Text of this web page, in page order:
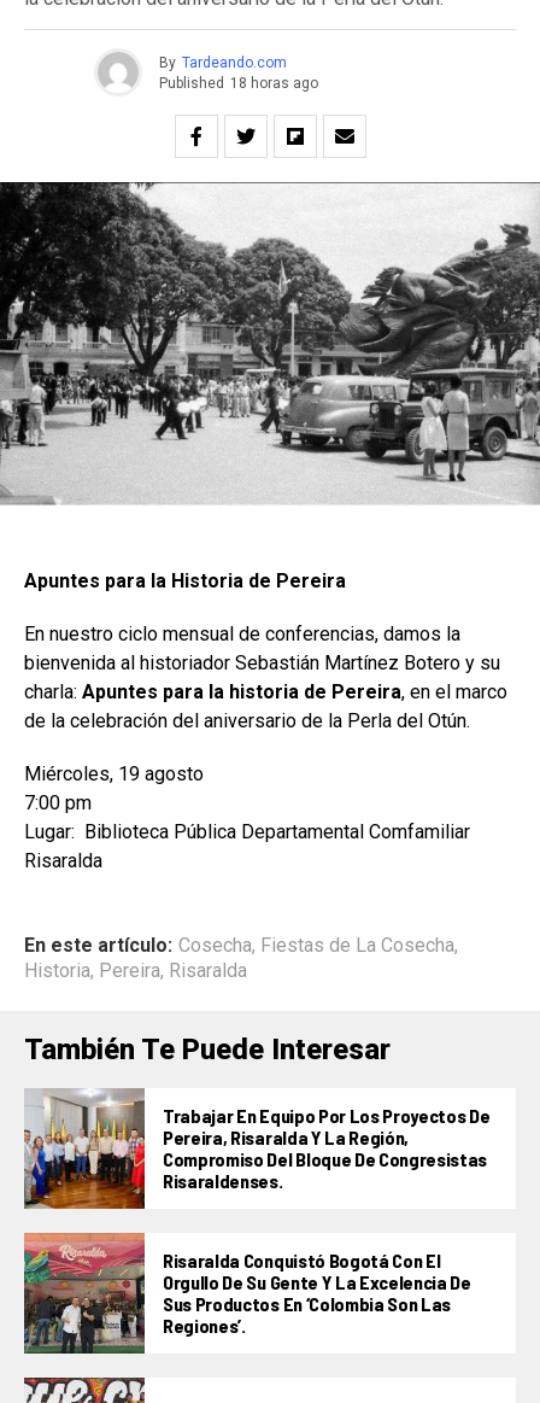
By Tardeando.com
Published 18 horas ago
Apuntes para la Historia de Pereira
En nuestro ciclo mensual de conferencias, damos la
bienvenida al historiador Sebastián Martínez Botero y su
charla: Apuntes para la historia de Pereira, en el marco
de la celebración del aniversario de la Perla del Otún.
Miércoles, 19 agosto
7:00 pm
Lugar: Biblioteca Pública Departamental Comfamiliar
Risaralda
En este artículo: Cosecha, Fiestas de La Cosecha,
Historia, Pereira, Risaralda
También Te Puede Interesar
Trabajar En Equipo Por Los Proyectos De
Pereira, Risaralda Y La Región,
Compromiso Del Bloque De Congresistas
Risaraldenses.
Risaralda Conquistó Bogotá Con El
Orgullo De Su Gente Y La Excelencia De
Sus Productos En ‘Colombia Son Las
Regiones’.